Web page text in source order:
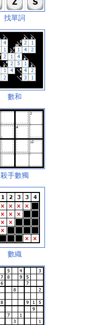
找單詞
數和
殺手數獨
數織